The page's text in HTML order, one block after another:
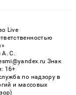
Live
А. С.
Знак
16+
по надзору в
и массовых